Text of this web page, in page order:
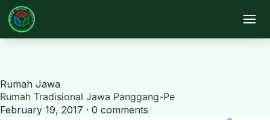
Skip to main content
Rumah Jawa
Rumah Tradisional Jawa Panggang-Pe
February 19, 2017 · 0 comments